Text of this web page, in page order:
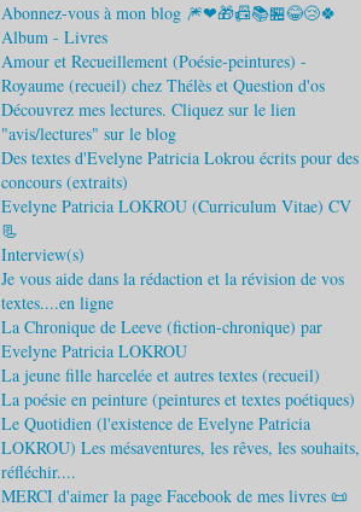
Abonnez-vous à mon blog 🎆❤🎁📠📚🏪😂😢🍀
Album - Livres
Amour et Recueillement (Poésie-peintures) -
Royaume (recueil) chez Thélès et Question d'os
Découvrez mes lectures. Cliquez sur le lien
"avis/lectures" sur le blog
Des textes d'Evelyne Patricia Lokrou écrits pour des
concours (extraits)
Evelyne Patricia LOKROU (Curriculum Vitae) CV
📃
Interview(s)
Je vous aide dans la rédaction et la révision de vos
textes....en ligne
La Chronique de Leeve (fiction-chronique) par
Evelyne Patricia LOKROU
La jeune fille harcelée et autres textes (recueil)
La poésie en peinture (peintures et textes poétiques)
Le Quotidien (l'existence de Evelyne Patricia
LOKROU) Les mésaventures, les rêves, les souhaits,
réfléchir....
MERCI d'aimer la page Facebook de mes livres 📜